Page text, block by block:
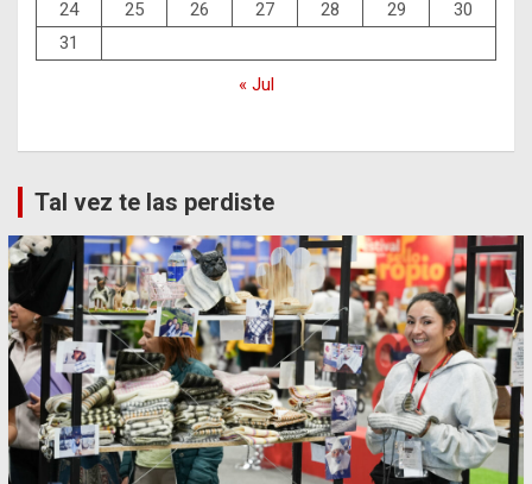
24
25 26 27 28 29
30
31
« Jul
Tal vez te las perdiste